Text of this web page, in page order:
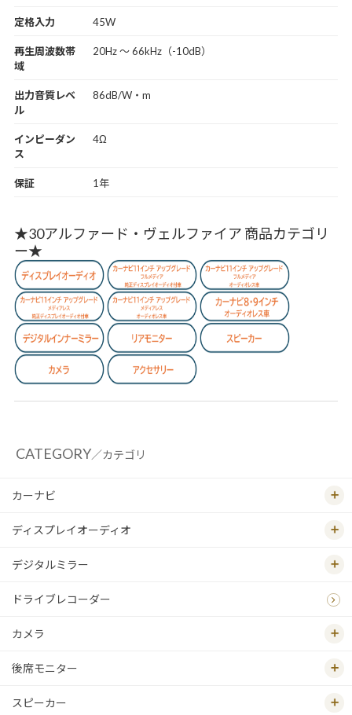
定格入力 45W
再生周波数帯
域
20Hz ～ 66kHz（-10dB）
出力音質レベ
ル
86dB/W・m
インピーダン
ス
4Ω
保証 1年
★30アルファード・ヴェルファイア 商品カテゴリ
ー★
CATEGORY／カテゴリ
カーナビ
ディスプレイオーディオ
デジタルミラー
ドライブレコーダー
カメラ
後席モニター
スピーカー